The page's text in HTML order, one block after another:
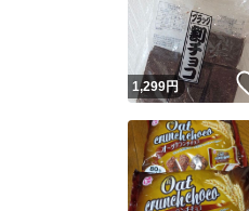
1,299円